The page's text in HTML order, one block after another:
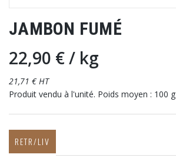
JAMBON FUMÉ
22,90 €/ kg
21,71 € HT
Produit vendu à l'unité. Poids moyen : 100 g
RETR/LIV